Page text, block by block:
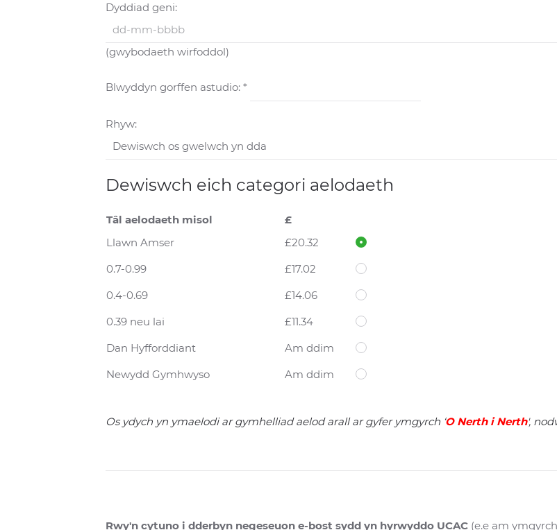
Dyddiad geni:
(gwybodaeth wirfoddol)
Blwyddyn gorffen astudio: *
Rhyw:
Dewiswch eich categori aelodaeth
Tâl aelodaeth misol
£
Llawn Amser
£20.32
0.7-0.99
£17.02
0.4-0.69
£14.06
0.39 neu lai
£11.34
Dan Hyfforddiant
Am ddim
Newydd Gymhwyso
Am ddim
Os ydych yn ymaelodi ar gymhelliad aelod arall ar gyfer ymgyrch ‘ O Nerth i Nerth',
Rwy'n cytuno i dderbyn negeseuon e-bost sydd yn hyrwyddo UCAC (e.e am